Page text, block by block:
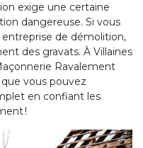
exige une certaine
dangereuse. Si vous
de démolition,
des gravats. À Villaines
Ravalement
vous pouvez
en confiant les
!